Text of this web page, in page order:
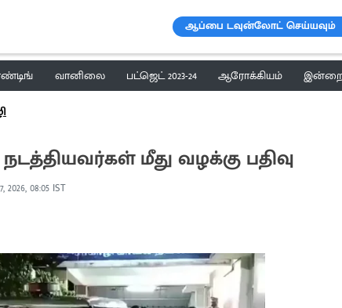
ஆப்பை டவுன்லோட் செய்யவும்
வானிலை பட்ஜெட் 2023-24 ஆரோக்கியம்
மீது வழக்கு பதிவு
2026, 08:05 IST